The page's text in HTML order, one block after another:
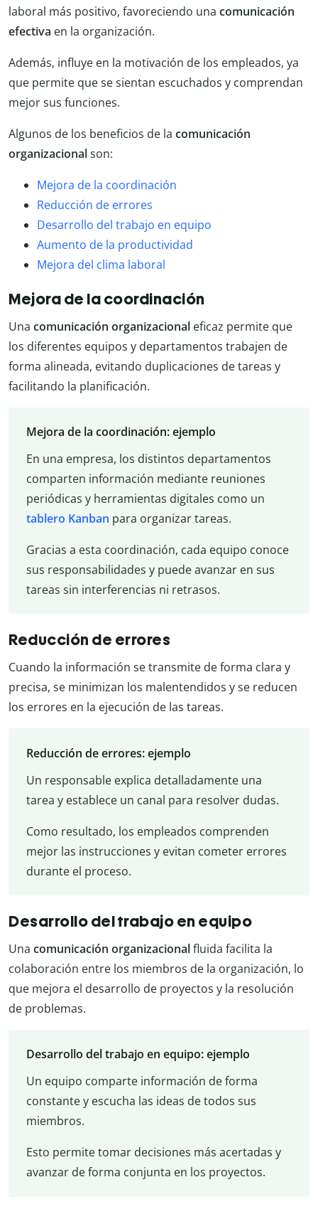
laboral más positivo, favoreciendo una comunicación
efectiva en la organización.
Además, influye en la motivación de los empleados, ya
que permite que se sientan escuchados y comprendan
mejor sus funciones.
Algunos de los beneficios de la comunicación
organizacionalson:
Mejora de la coordinación
Reducción de errores
Desarrollo del trabajo en equipo
Aumento de la productividad
Mejora del clima laboral
Mejora de la coordinación
Una comunicación organizacional eficaz permite que
los diferentes equipos y departamentos trabajen de
forma alineada, evitando duplicaciones de tareas y
facilitando la planificación.
Mejora de la coordinación: ejemplo
En una empresa, los distintos departamentos
comparten información mediante reuniones
periódicas y herramientas digitales como un
tablero Kanban para organizar tareas.
Gracias a esta coordinación, cada equipo conoce
sus responsabilidades y puede avanzar en sus
tareas sin interferencias ni retrasos.
Reducción de errores
Cuando la información se transmite de forma clara y
precisa, se minimizan los malentendidos y se reducen
los errores en la ejecución de las tareas.
Reducción de errores: ejemplo
Un responsable explica detalladamente una
tarea y establece un canal para resolver dudas.
Como resultado, los empleados comprenden
mejor las instrucciones y evitan cometer errores
durante el proceso.
Desarrollo del trabajo en equipo
Una comunicación organizacionalfluida facilita la
colaboración entre los miembros de la organización, lo
que mejora el desarrollo de proyectos y la resolución
de problemas.
Desarrollo del trabajo en equipo: ejemplo
Un equipo comparte información de forma
constante y escucha las ideas de todos sus
miembros.
Esto permite tomar decisiones más acertadas y
avanzar de forma conjunta en los proyectos.